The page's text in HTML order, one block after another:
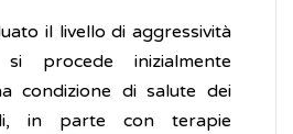
il livello di aggressività
procede inizialmente
condizione di salute dei
in parte con terapie